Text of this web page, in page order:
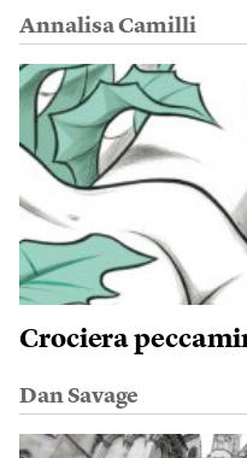
Annalisa Camilli
Crociera
Dan Savage